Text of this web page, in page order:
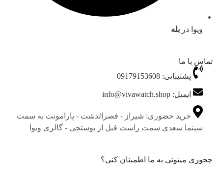
ویوا در بله
تماس با ما
پشتیبانی: 09179153608
ایمیل: info@vivawatch.shop
خرید حضوری: شیراز - قصرالدشت - پارامونت به سمت
سینما سعدی سمت راست قبل از پوستچی - گالری ویوا
چجوری میتونی به ما اطمینان کنی؟